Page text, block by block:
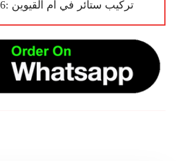
تركيب ستائر في ام القيوين :0545681606